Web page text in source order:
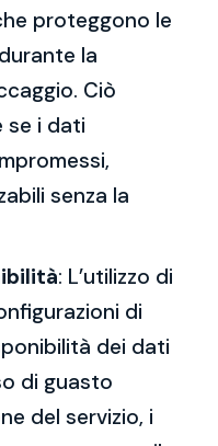
proteggono le
la
Ciò
se i dati
senza la
: L’utilizzo di
di
dei dati
di guasto
del servizio, i